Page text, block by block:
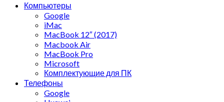
Компьютеры
Google
iMac
MacBook 12″ (2017)
Macbook Air
MacBook Pro
Microsoft
Комплектующие для ПК
Телефоны
Google